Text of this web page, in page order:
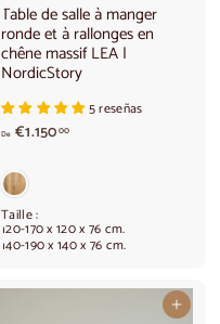
Table de salle à manger
ronde et à rallonges en
chêne massif LEA |
NordicStory
5 reseñas
De €1.15000A
i
r
e
Taille :
120-170 x 120 x 76 cm.
140-190 x 140 x 76 cm.
Ajouter au panier